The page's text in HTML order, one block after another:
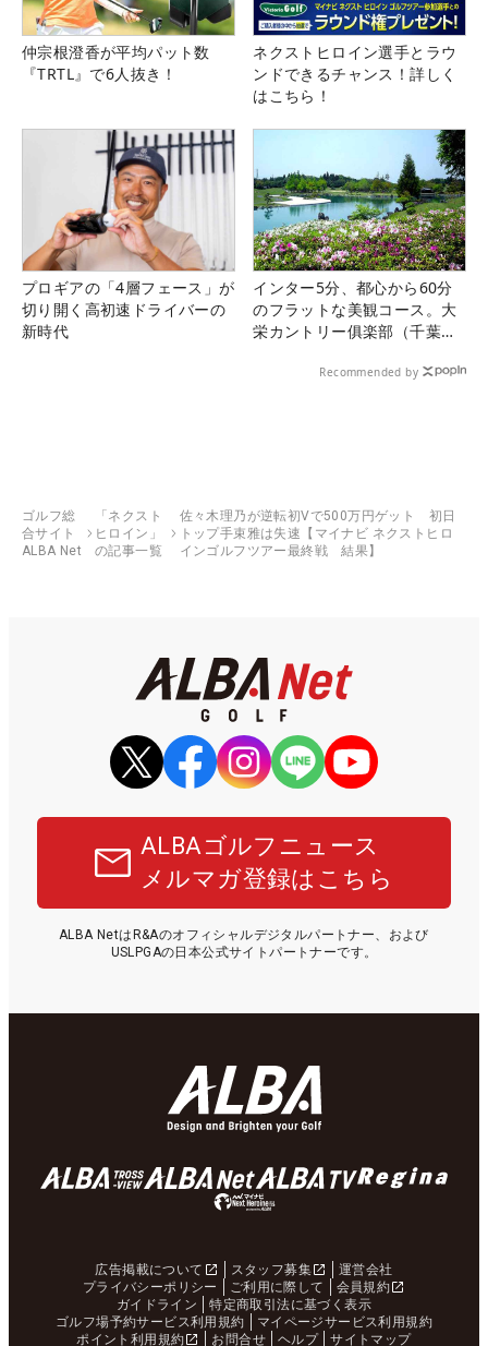
仲宗根澄香が平均パット数
『TRTL』で6人抜き！
ネクストヒロイン選手とラウ
ンドできるチャンス！詳しく
はこちら！
プロギアの「4層フェース」が
切り開く高初速ドライバーの
新時代
インター5分、都心から60分
のフラットな美観コース。大
栄カントリー俱楽部（千葉
Recommended by
ゴルフ総
合サイト
ALBA Net
「ネクスト
ヒロイン」
の記事一覧
佐々木理乃が逆転初Vで500万円ゲット 初日
トップ手束雅は失速【マイナビ ネクストヒロ
インゴルフツアー最終戦 結果】
ALBAゴルフニュース
メルマガ登録はこちら
ALBA NetはR&Aのオフィシャルデジタルパートナー、および
USLPGAの日本公式サイトパートナーです。
広告掲載について スタッフ募集
運営会社
プライバシーポリシー
ご利用に際して
会員規約
ガイドライン
特定商取引法に基づく表示
ゴルフ場予約サービス利用規約
マイページサービス利用規約
ポイント利用規約
お問合せ ヘルプ サイトマップ